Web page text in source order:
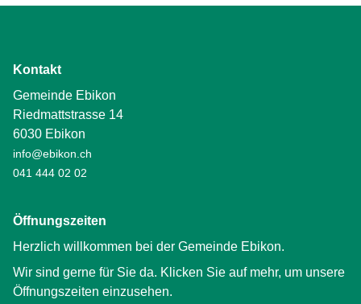
Kontakt
Gemeinde Ebikon
Riedmattstrasse 14
6030 Ebikon
info@ebikon.ch
041 444 02 02
Öffnungszeiten
Herzlich willkommen bei der Gemeinde Ebikon.
Wir sind gerne für Sie da. Klicken Sie auf mehr, um unsere
Öffnungszeiten einzusehen.